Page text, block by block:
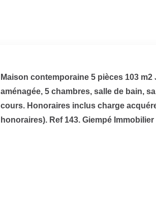
Maison contemporaine 5 pièces 103
aménagée, 5 chambres, salle de bain,
cours. Honoraires inclus charge
honoraires). Ref 143. Giempé Immobilier